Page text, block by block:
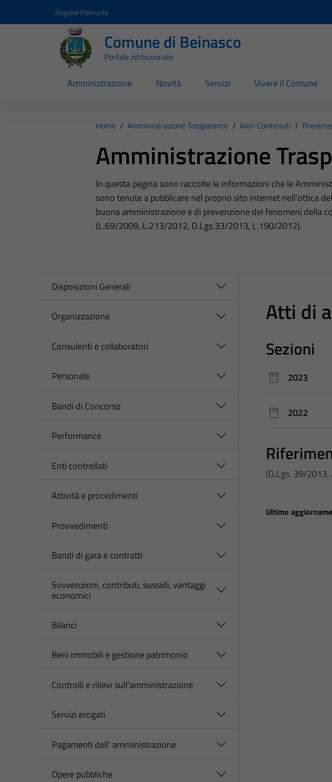
Regione Piemonte
Comune di Beinasco
Portale Istituzionale
Amministrazione Novità Servizi Vivere il Comune
Home / Amministrazione Trasparente / Altri Contenuti /
Amministrazione
In questa pagina sono raccolte le informazioni che le
sono tenute a pubblicare nel proprio sito internet nell’ottica
buona amministrazione e di prevenzione dei fenomeni della
(L.69/2009, L.213/2012, D.Lgs.33/2013, L.190/2012).
Disposizioni Generali
Organizzazione
Consulenti e collaboratori
Personale
Bandi di Concorso
Performance
Enti controllati
Attività e procedimenti
Provvedimenti
Bandi di gara e contratti
Sovvenzioni, contributi, sussidi, vantaggi
economici
Bilanci
Beni immobili e gestione patrimonio
Controlli e rilievi sull'amministrazione
Servizi erogati
Pagamenti dell' amministrazione
Opere pubbliche
Atti di
Sezioni
2023
2022
(D.Lgs. 39/2013,
Ultimo